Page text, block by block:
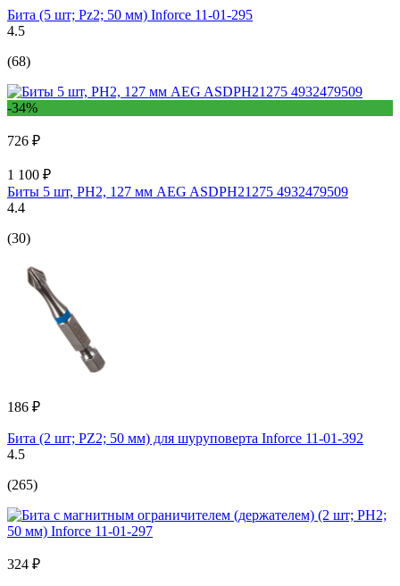
Бита (5 шт; Pz2; 50 мм) Inforce 11-01-295
4.5
(68)
-34%
726 ₽
1 100 ₽
Биты 5 шт, РН2, 127 мм AEG ASDPH21275 4932479509
4.4
(30)
186 ₽
Бита (2 шт; PZ2; 50 мм) для шуруповерта Inforce 11-01-392
4.5
(265)
324 ₽